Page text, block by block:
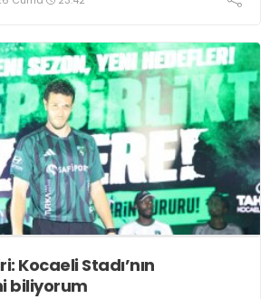
Kocaeli Stadı’nın
biliyorum